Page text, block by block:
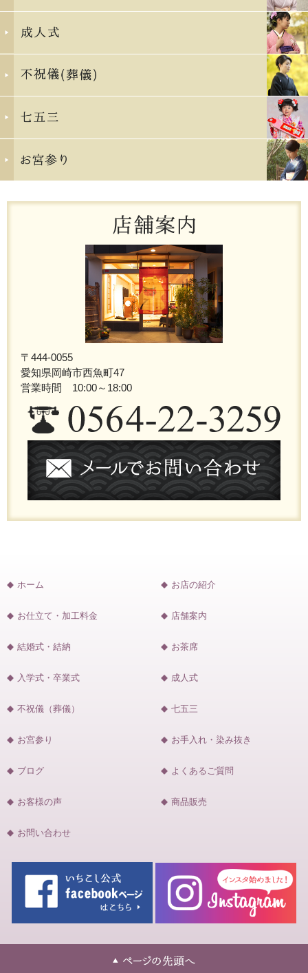
〒444-0055
愛知県岡崎市西魚町47
営業時間 10:00～18:00
ホーム お店の紹介
お仕立て・加工料金 店舗案内
結婚式・結納 お茶席
入学式・卒業式 成人式
不祝儀（葬儀） 七五三
お宮参り お手入れ・染み抜き
ブログ よくあるご質問
お客様の声 商品販売
お問い合わせ